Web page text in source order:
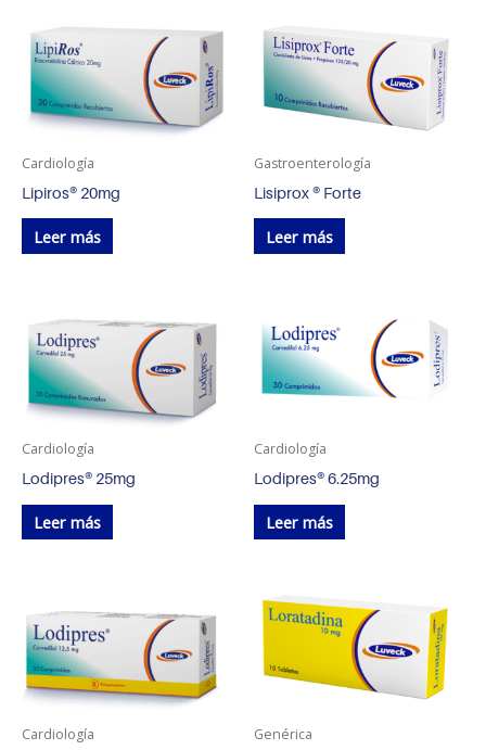
Cardiología
Lipiros® 20mg
Leer más
Gastroenterología
Lisiprox ® Forte
Leer más
Cardiología
Lodipres® 25mg
Leer más
Cardiología
Lodipres® 6.25mg
Leer más
Cardiología Genérica